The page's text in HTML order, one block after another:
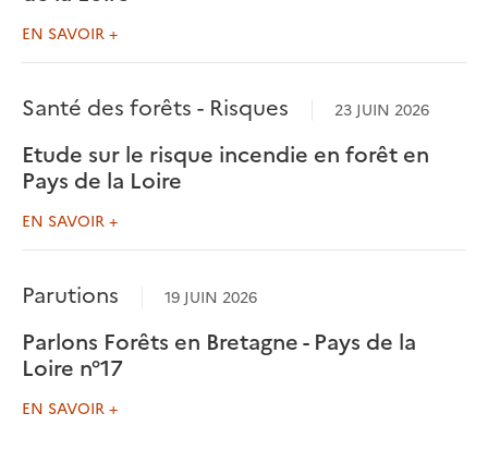
EN SAVOIR +
Santé des forêts - Risques 23 JUIN 2026
Etude sur le risque incendie en forêt en
Pays de la Loire
EN SAVOIR +
Parutions 19 JUIN 2026
Parlons Forêts en Bretagne - Pays de la
Loire n°17
EN SAVOIR +